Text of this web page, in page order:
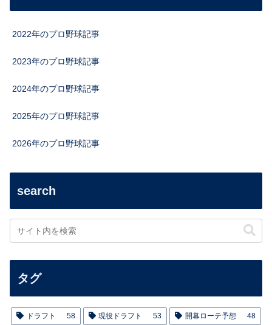
2022年のプロ野球記事
2023年のプロ野球記事
2024年のプロ野球記事
2025年のプロ野球記事
2026年のプロ野球記事
search
タグ
ドラフト 58 現役ドラフト 53 開幕ローテ予想 48